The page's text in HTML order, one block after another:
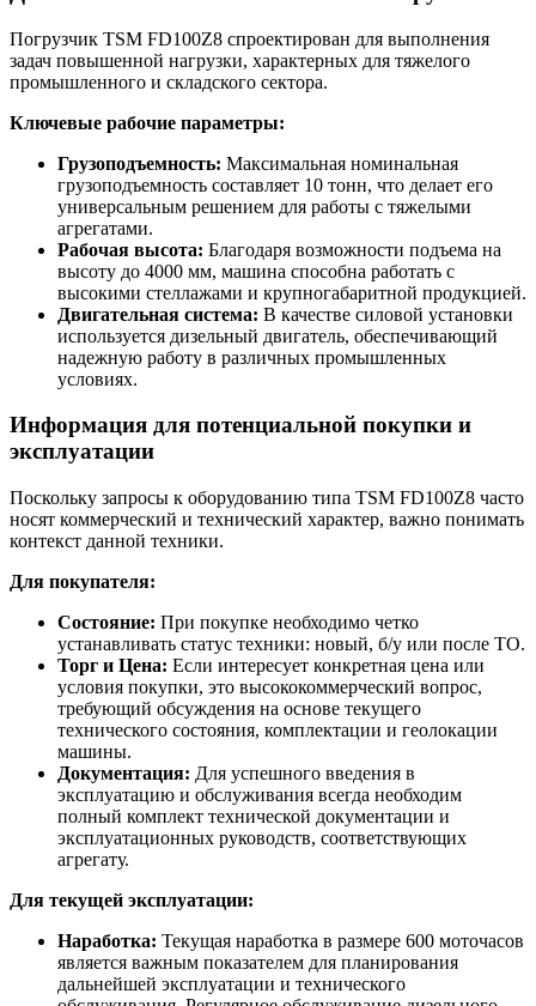
Погрузчик TSM FD100Z8 спроектирован для выполнения
задач повышенной нагрузки, характерных для тяжелого
промышленного и складского сектора.
Ключевые рабочие параметры:
Грузоподъемность: Максимальная номинальная
грузоподъемность составляет 10 тонн, что делает его
универсальным решением для работы с тяжелыми
агрегатами.
Рабочая высота: Благодаря возможности подъема на
высоту до 4000 мм, машина способна работать с
высокими стеллажами и крупногабаритной продукцией.
Двигательная система: В качестве силовой установки
используется дизельный двигатель, обеспечивающий
надежную работу в различных промышленных
условиях.
Информация для потенциальной покупки и
эксплуатации
Поскольку запросы к оборудованию типа TSM FD100Z8 часто
носят коммерческий и технический характер, важно понимать
контекст данной техники.
Для покупателя:
Состояние: При покупке необходимо четко
устанавливать статус техники: новый, б/у или после ТО.
Торг и Цена: Если интересует конкретная цена или
условия покупки, это высококоммерческий вопрос,
требующий обсуждения на основе текущего
технического состояния, комплектации и геолокации
машины.
Документация: Для успешного введения в
эксплуатацию и обслуживания всегда необходим
полный комплект технической документации и
эксплуатационных руководств, соответствующих
агрегату.
Для текущей эксплуатации:
Наработка: Текущая наработка в размере 600 моточасов
является важным показателем для планирования
дальнейшей эксплуатации и технического